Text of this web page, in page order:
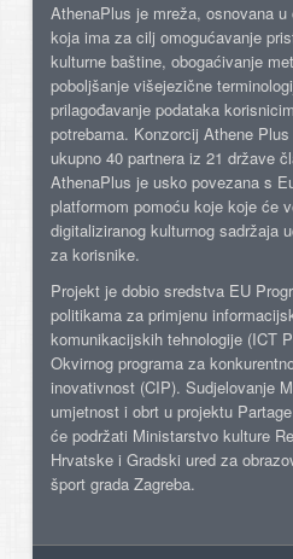
AthenaPlus je mreža, osnovana u
koja ima za cilj omogućavanje
kulturne baštine, obogaćivanje
poboljšanje višejezične
prilagođavanje podataka
potrebama. Konzorcij Athene
ukupno 40 partnera iz 21 države
AthenaPlus je usko povezana s
platformom pomoću koje koje će
digitaliziranog kulturnog sadržaja
za korisnike.
Projekt je dobio sredstva EU
politikama za primjenu
komunikacijskih tehnologije (ICT
Okvirnog programa za
inovativnost (CIP). Sudjelovanje
umjetnost i obrt u projektu
će podržati Ministarstvo kulture
Hrvatske i Gradski ured za
šport grada Zagreba.